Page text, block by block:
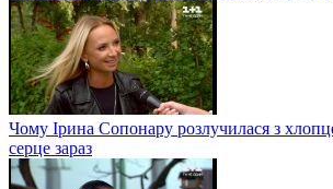
Чому Ірина Сопонару розлучилася з
серце зараз